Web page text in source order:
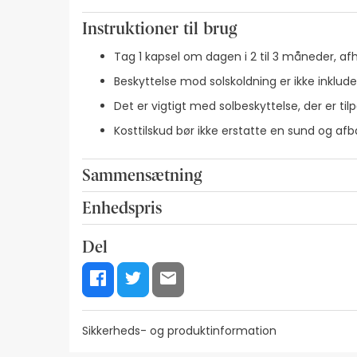
Instruktioner til brug
Tag 1 kapsel om dagen i 2 til 3 måneder,
Beskyttelse mod solskoldning er ikke
Det er vigtigt med solbeskyttelse, der er
Kosttilskud bør ikke erstatte en sund og
Sammensætning
Sunflower oil (Helianthus annuus L.), gelatin,
pluvialis), glycerol monosterate (emulsifier),
Enhedspris
Del
Sikkerheds- og produktinformation